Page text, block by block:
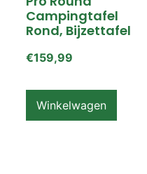
Campingtafel
Rond, Bijzettafel
€159,99
Winkelwagen